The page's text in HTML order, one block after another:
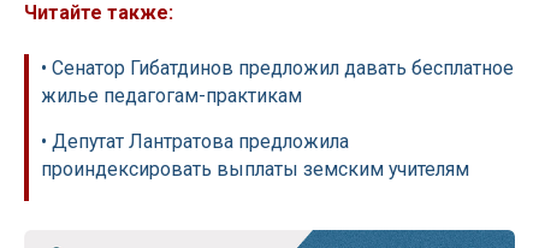
Читайте также:
• Сенатор Гибатдинов предложил давать бесплатное
жилье педагогам-практикам
• Депутат Лантратова предложила
проиндексировать выплаты земским учителям